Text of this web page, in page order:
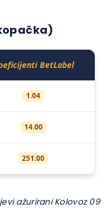
ažurirani Kolovoz 09